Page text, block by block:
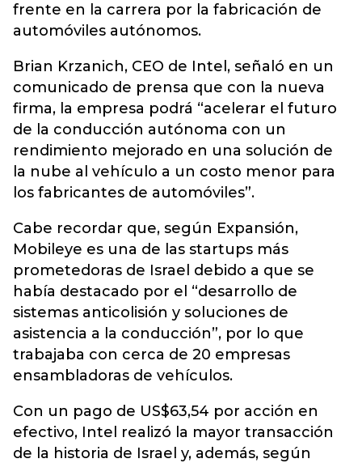
frente en la carrera por la fabricación de
automóviles autónomos.
Brian Krzanich, CEO de Intel, señaló en un
comunicado de prensa que con la nueva
firma, la empresa podrá “acelerar el futuro
de la conducción autónoma con un
rendimiento mejorado en una solución de
la nube al vehículo a un costo menor para
los fabricantes de automóviles”.
Cabe recordar que, según Expansión,
Mobileye es una de las startups más
prometedoras de Israel debido a que se
había destacado por el “desarrollo de
sistemas anticolisión y soluciones de
asistencia a la conducción”, por lo que
trabajaba con cerca de 20 empresas
ensambladoras de vehículos.
Con un pago de US$63,54 por acción en
efectivo, Intel realizó la mayor transacción
de la historia de Israel y, además, según